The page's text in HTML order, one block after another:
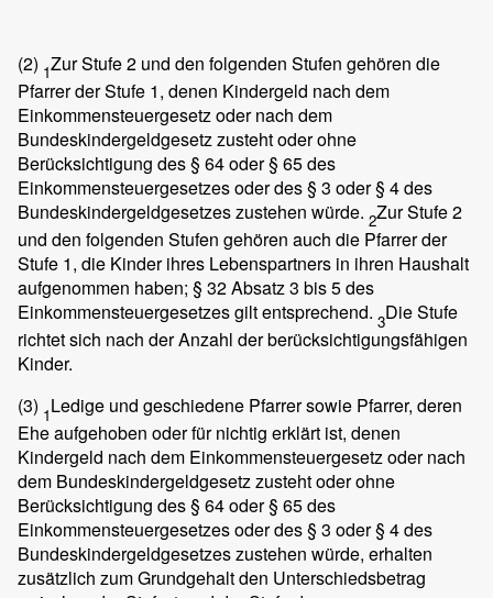
(2) 1Zur Stufe 2 und den folgenden Stufen gehören die
Pfarrer der Stufe 1, denen Kindergeld nach dem
Einkommensteuergesetz oder nach dem
Bundeskindergeldgesetz zusteht oder ohne
Berücksichtigung des § 64 oder § 65 des
Einkommensteuergesetzes oder des § 3 oder § 4 des
Bundeskindergeldgesetzes zustehen würde. 2Zur Stufe 2
und den folgenden Stufen gehören auch die Pfarrer der
Stufe 1, die Kinder ihres Lebenspartners in ihren Haushalt
aufgenommen haben; § 32 Absatz 3 bis 5 des
Einkommensteuergesetzes gilt entsprechend. 3Die Stufe
richtet sich nach der Anzahl der berücksichtigungsfähigen
Kinder.
(3) 1Ledige und geschiedene Pfarrer sowie Pfarrer, deren
Ehe aufgehoben oder für nichtig erklärt ist, denen
Kindergeld nach dem Einkommensteuergesetz oder nach
dem Bundeskindergeldgesetz zusteht oder ohne
Berücksichtigung des § 64 oder § 65 des
Einkommensteuergesetzes oder des § 3 oder § 4 des
Bundeskindergeldgesetzes zustehen würde, erhalten
zusätzlich zum Grundgehalt den Unterschiedsbetrag